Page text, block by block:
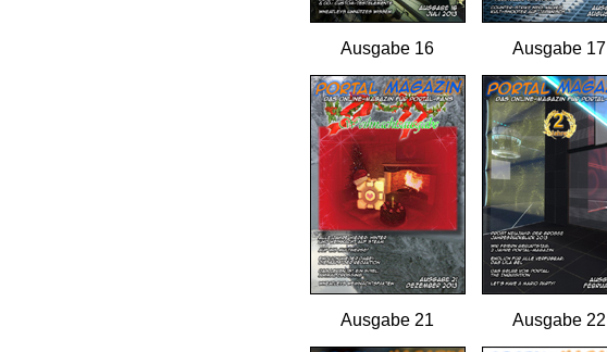
Ausgabe 16 Ausgabe 17
Ausgabe 21 Ausgabe 22